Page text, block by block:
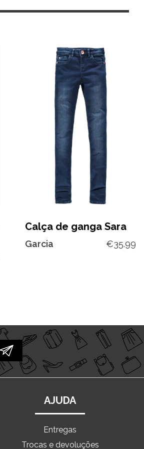
Calça de ganga Sara
Garcia €35.99
AJUDA
Entregas
Trocas e devoluções